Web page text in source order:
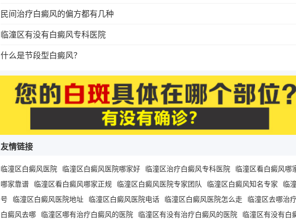
民间治疗白癜风的偏方都有几种
临潼区有没有白癜风专科医院
什么是节段型白癜风？
友情链接
临潼区白癜风医院 临潼区白癜风医院哪家好 临潼区治疗白癜风专科医院 临潼区看白癜风哪
哪家靠谱 临潼区看白癜风哪家正规 临潼区白癜风医院专家团队 临潼区白癜风知名专家 临
号 临潼区白癜风医院地址 临潼区白癜风医院电话 临潼区白癜风医院怎么走 临潼区去哪治
白癜风去哪 临潼区哪有治疗白癜风的医院 临潼区有没有治疗白癜风的医院 临潼区有没有白